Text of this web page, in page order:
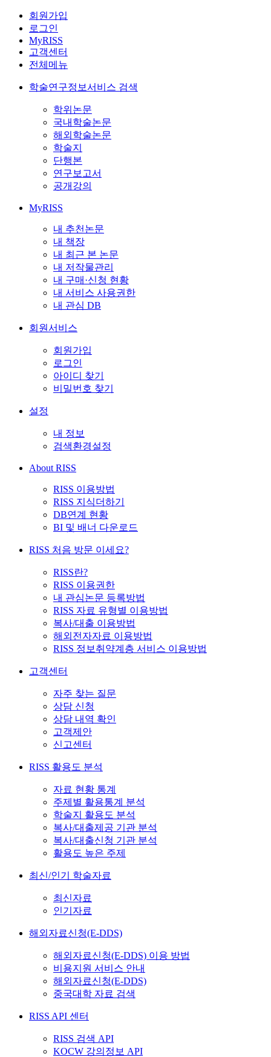
회원가입
로그인
MyRISS
고객센터
전체메뉴
학술연구정보서비스 검색
학위논문
국내학술논문
해외학술논문
학술지
단행본
연구보고서
공개강의
MyRISS
내 추천논문
내 책장
내 최근 본 논문
내 저작물관리
내 구매·신청 현황
내 서비스 사용권한
내 관심 DB
회원서비스
회원가입
로그인
아이디 찾기
비밀번호 찾기
설정
내 정보
검색환경설정
About RISS
RISS 이용방법
RISS 지식더하기
DB연계 현황
BI 및 배너 다운로드
RISS 처음 방문 이세요?
RISS란?
RISS 이용권한
내 관심논문 등록방법
RISS 자료 유형별 이용방법
복사/대출 이용방법
해외전자자료 이용방법
RISS 정보취약계층 서비스 이용방법
고객센터
자주 찾는 질문
상담 신청
상담 내역 확인
고객제안
신고센터
RISS 활용도 분석
자료 현황 통계
주제별 활용통계 분석
학술지 활용도 분석
복사/대출제공 기관 분석
복사/대출신청 기관 분석
활용도 높은 주제
최신/인기 학술자료
최신자료
인기자료
해외자료신청(E-DDS)
해외자료신청(E-DDS) 이용 방법
비용지원 서비스 안내
해외자료신청(E-DDS)
중국대학 자료 검색
RISS API 센터
RISS 검색 API
KOCW 강의정보 API